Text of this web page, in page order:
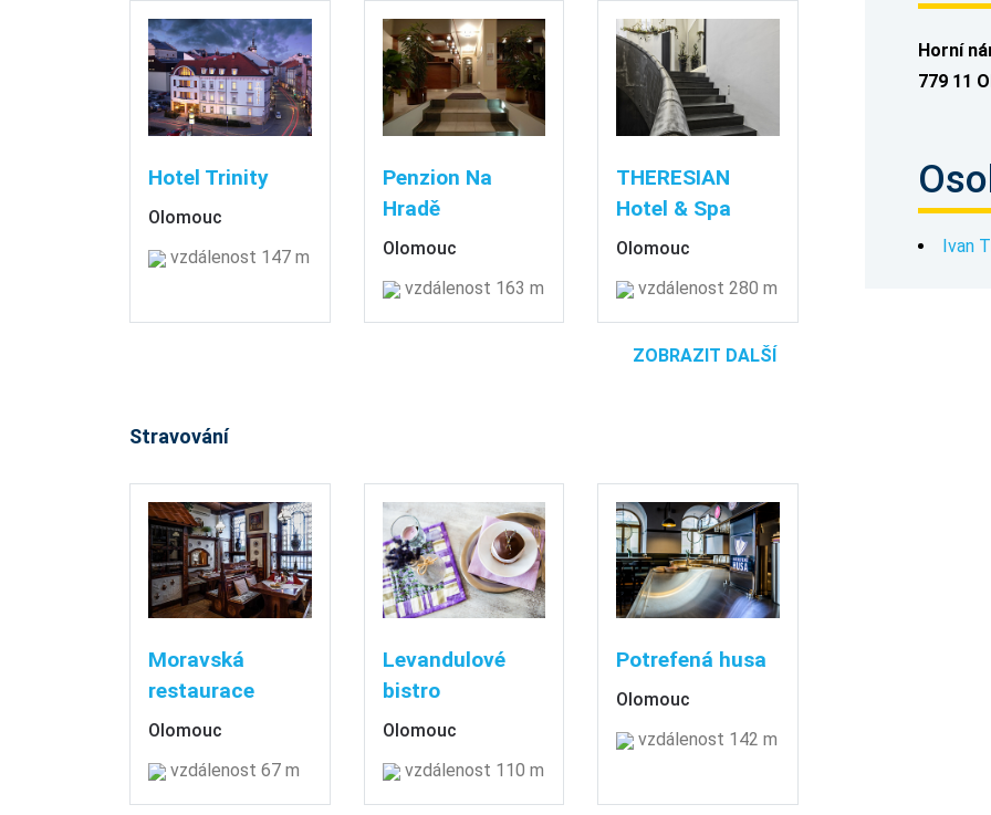
Hotel Trinity
Olomouc
vzdálenost 147 m
Penzion Na
Hradě
Olomouc
vzdálenost 163 m
THERESIAN
Hotel & Spa
Olomouc
vzdálenost 280 m
ZOBRAZIT DALŠÍ
Stravování
Moravská
restaurace
Olomouc
vzdálenost 67 m
Levandulové
bistro
Olomouc
vzdálenost 110 m
Potrefená husa
Olomouc
vzdálenost 142 m
Horní
779 11
Ivan